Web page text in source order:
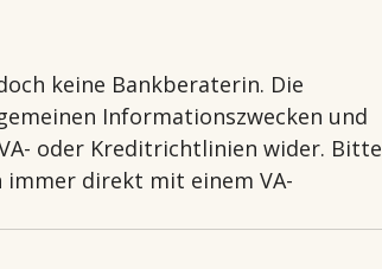
keine Bankberaterin. Die
Informationszwecken und
oder Kreditrichtlinien wider. Bitte
direkt mit einem VA-